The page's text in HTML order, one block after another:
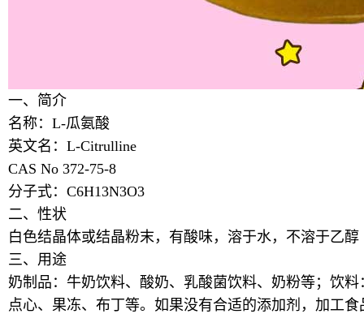
一、简介
名称：L-瓜氨酸
英文名：L-Citrulline
CAS No 372-75-8
分子式：C6H13N3O3
二、性状
白色结晶体或结晶粉末，有酸味，溶于水，不溶于乙醇
三、用途
奶制品：牛奶饮料、酸奶、乳酸菌饮料、奶粉等； 饮料
点心、果冻、布丁等。如果没有合适的添加剂，加工